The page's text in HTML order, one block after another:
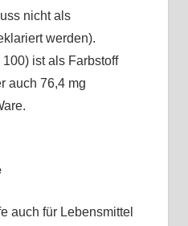
nicht als
werden).
ist als Farbstoff
auch 76,4 mg
auch für Lebensmittel